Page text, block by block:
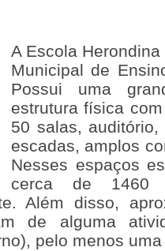
A Escola
Municipal de
Possui uma
estrutura física
50 salas,
escadas, amplos
Nesses espaços
cerca de 1460
Além disso,
de alguma
pelo menos